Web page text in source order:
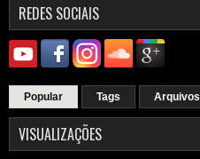
REDES SOCIAIS
Popular Tags Arquivos
VISUALIZAÇÕES